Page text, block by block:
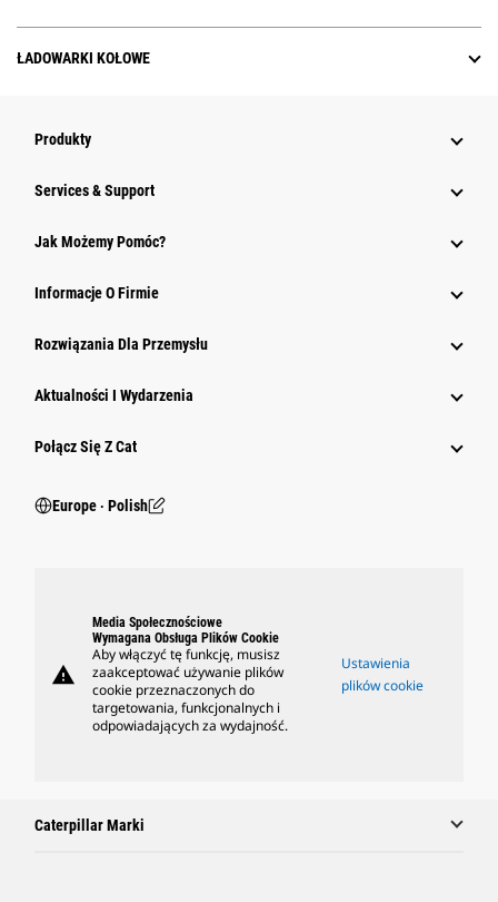
ŁADOWARKI KOŁOWE
Produkty
Services & Support
Jak Możemy Pomóc?
Informacje O Firmie
Rozwiązania Dla Przemysłu
Aktualności I Wydarzenia
Połącz Się Z Cat
Europe ‧ Polish
warning
Media Społecznościowe
Wymagana Obsługa Plików Cookie
Aby włączyć tę funkcję, musisz
zaakceptować używanie plików
cookie przeznaczonych do
targetowania, funkcjonalnych i
odpowiadających za wydajność.
Ustawienia
plików cookie
Caterpillar Marki